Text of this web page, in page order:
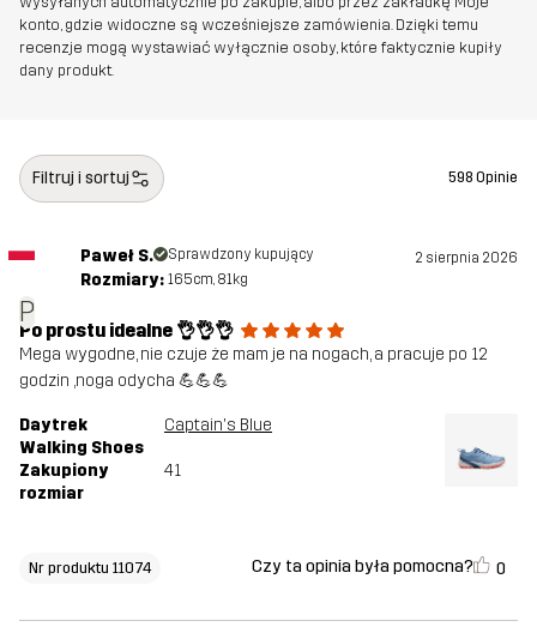
Podeszwa
środkowa
100% Ethylene-vinyl Acetate
zewnętrzna
Stworzone do
Numer
artykułu
11074_2143
konto, gdzie widoczne są wcześniejsze zamówienia. Dzięki temu
recenzje mogą wystawiać wyłącznie osoby, które faktycznie kupiły
dany produkt.
Filtruj i sortuj 598 Opinie
P
Paweł S. Sprawdzony kupujący 2 sierpnia 2026
Rozmiary: 165cm, 81kg
Po prostu idealne 👌👌👌
Mega wygodne, nie czuje że mam je na nogach, a pracuje po 12
godzin ,noga odycha 💪💪💪
Daytrek
Walking Shoes
Captain's Blue
Zakupiony
rozmiar
41
Nr produktu 11074 Czy ta opinia była pomocna? 0